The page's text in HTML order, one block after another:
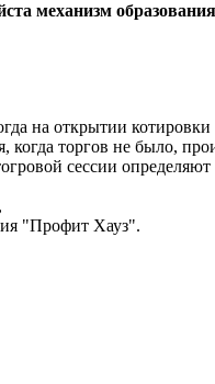
механизм
на открытии
когда торгов не было,
сессии определяют
"Профит Хауз".